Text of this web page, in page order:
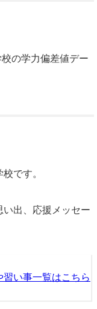
の学力偏差値デー
です。
い出、応援メッセー
い事一覧はこちら